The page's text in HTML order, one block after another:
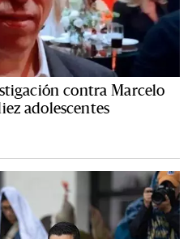
contra Marcelo
adolescentes